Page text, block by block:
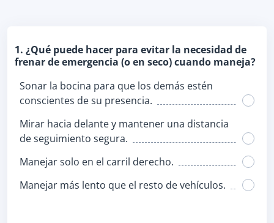
1. ¿Qué puede hacer para evitar la necesidad de
frenar de emergencia (o en seco) cuando maneja?
Sonar la bocina para que los demás estén
conscientes de su presencia.
Mirar hacia delante y mantener una distancia
de seguimiento segura.
Manejar solo en el carril derecho.
Manejar más lento que el resto de vehículos.